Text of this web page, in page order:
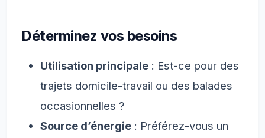
Déterminez vos besoins
Utilisation principale : Est-ce pour des
trajets domicile-travail ou des balades
occasionnelles ?
Source d’énergie : Préférez-vous un